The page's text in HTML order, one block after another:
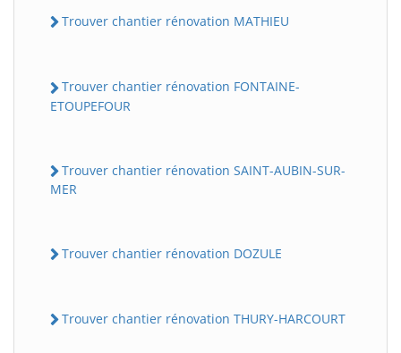
Trouver chantier rénovation MATHIEU
Trouver chantier rénovation FONTAINE-
ETOUPEFOUR
Trouver chantier rénovation SAINT-AUBIN-SUR-
MER
Trouver chantier rénovation DOZULE
Trouver chantier rénovation THURY-HARCOURT